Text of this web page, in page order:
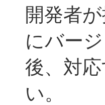
開発者
にバー
後、対
い。